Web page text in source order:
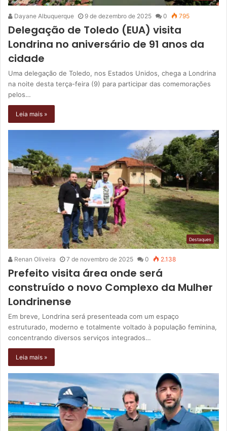
Dayane Albuquerque 9 de dezembro de 2025 0 795
Delegação de Toledo (EUA) visita
Londrina no aniversário de 91 anos da
cidade
Uma delegação de Toledo, nos Estados Unidos, chega a Londrina
na noite desta terça-feira (9) para participar das comemorações
pelos…
Leia mais »
Destaques
Renan Oliveira 7 de novembro de 2025 0 2.138
Prefeito visita área onde será
construído o novo Complexo da Mulher
Londrinense
Em breve, Londrina será presenteada com um espaço
estruturado, moderno e totalmente voltado à população feminina,
concentrando diversos serviços integrados…
Leia mais »